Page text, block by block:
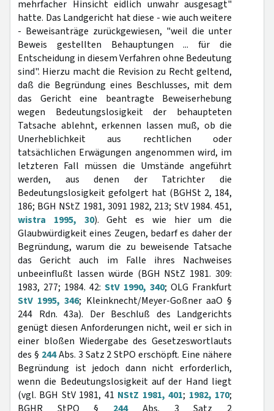
mehrfacher Hinsicht eidlich unwahr ausgesagt"
hatte. Das Landgericht hat diese - wie auch weitere
- Beweisanträge zurückgewiesen, "weil die unter
Beweis gestellten Behauptungen ... für die
Entscheidung in diesem Verfahren ohne Bedeutung
sind". Hierzu macht die Revision zu Recht geltend,
daß die Begründung eines Beschlusses, mit dem
das Gericht eine beantragte Beweiserhebung
wegen Bedeutungslosigkeit der behaupteten
Tatsache ablehnt, erkennen lassen muß, ob die
Unerheblichkeit aus rechtlichen oder
tatsächlichen Erwägungen angenommen wird, im
letzteren Fall müssen die Umstände angeführt
werden, aus denen der Tatrichter die
Bedeutungslosigkeit gefolgert hat (BGHSt 2, 184,
186; BGH NStZ 1981, 3091 1982, 213; StV 1984. 451,
wistra 1995, 30). Geht es wie hier um die
Glaubwürdigkeit eines Zeugen, bedarf es daher der
Begründung, warum die zu beweisende Tatsache
das Gericht auch im Falle ihres Nachweises
unbeeinflußt lassen würde (BGH NStZ 1981. 309:
1983, 277; 1984. 42: StV 1990, 340; OLG Frankfurt
StV 1995, 346; Kleinknecht/Meyer-Goßner aaO §
244 Rdn. 43a). Der Beschluß des Landgerichts
genügt diesen Anforderungen nicht, weil er sich in
einer bloßen Wiedergabe des Gesetzeswortlauts
des § 244Abs. 3 Satz 2 StPO erschöpft. Eine nähere
Begründung ist jedoch dann nicht erforderlich,
wenn die Bedeutungslosigkeit auf der Hand liegt
(vgl. BGH StV 1981, 41 NStZ 1981, 401; 1982, 170;